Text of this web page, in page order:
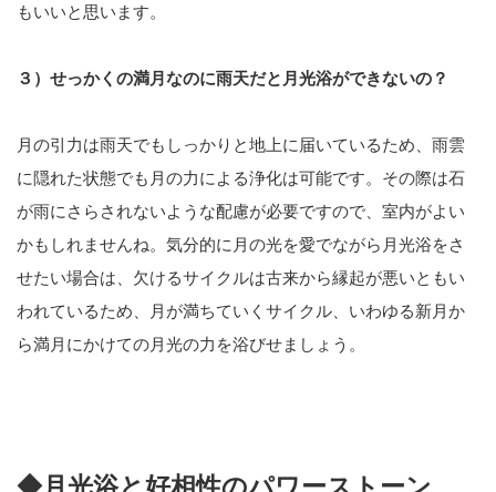
もいいと思います。
３）せっかくの満月なのに雨天だと月光浴ができないの？
月の引力は雨天でもしっかりと地上に届いているため、雨雲
に隠れた状態でも月の力による浄化は可能です。その際は石
が雨にさらされないような配慮が必要ですので、室内がよい
かもしれませんね。気分的に月の光を愛でながら月光浴をさ
せたい場合は、欠けるサイクルは古来から縁起が悪いともい
われているため、月が満ちていくサイクル、いわゆる新月か
ら満月にかけての月光の力を浴びせましょう。